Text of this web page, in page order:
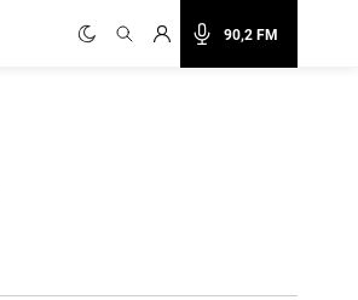
90,2 FM